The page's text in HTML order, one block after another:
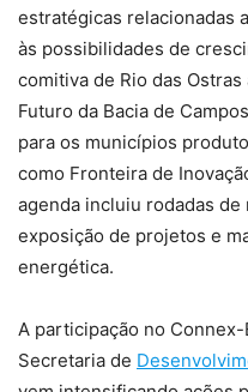
estratégicas relacionadas
às possibilidades de
comitiva de Rio das
Futuro da Bacia de
para os municípios
como Fronteira de
agenda incluiu rodadas
exposição de projetos e
energética.
A participação no
Secretaria de